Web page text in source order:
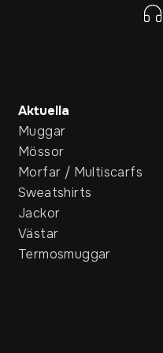
Aktuella
Muggar
Mössor
Morfar / Multiscarfs
Sweatshirts
Jackor
Västar
Termosmuggar